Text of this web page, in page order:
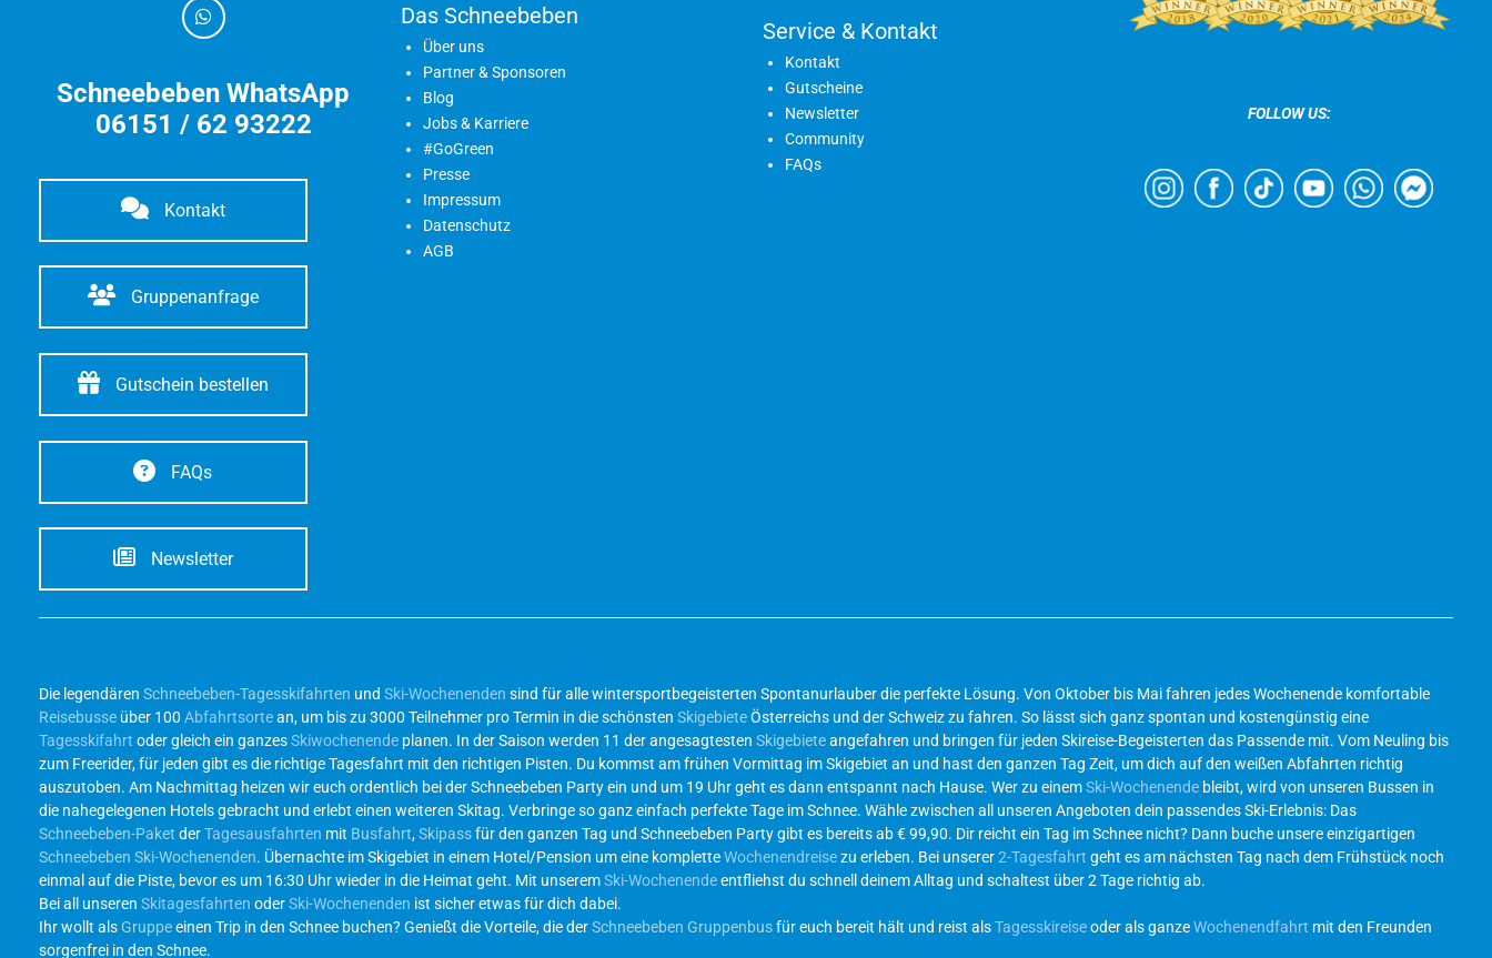
Schneebeben WhatsApp
06151 / 62 93222
Kontakt
Gruppenanfrage
Gutschein bestellen
FAQs
Newsletter
Das Schneebeben
Über uns
Partner & Sponsoren
Blog
Jobs & Karriere
#GoGreen
Presse
Impressum
Datenschutz
AGB
Service & Kontakt
Kontakt
Gutscheine
Newsletter
Community
FAQs
FOLLOW US:
Die legendären Schneebeben-Tagesskifahrten und Ski-Wochenenden sind für alle wintersportbegeisterten Spontanurlauber die perfekte Lösung. Von Oktober bis Mai fahren jedes Wochenende komfortable
Reisebusse über 100 Abfahrtsortean, um bis zu 3000 Teilnehmer pro Termin in die schönsten SkigebieteÖsterreichs und der Schweiz zu fahren. So lässt sich ganz spontan und kostengünstig eine
Tagesskifahrt oder gleich ein ganzesSkiwochenende planen. In der Saison werden 11 der angesagtesten Skigebieteangefahren und bringen für jeden Skireise-Begeisterten das Passende mit. Vom Neuling bis
zum Freerider, für jeden gibt es die richtige Tagesfahrt mit den richtigen Pisten. Du kommst am frühen Vormittag im Skigebiet an und hast den ganzen Tag Zeit, um dich auf den weißen Abfahrten richtig
auszutoben. Am Nachmittag heizen wir euch ordentlich bei der Schneebeben Party ein und um 19 Uhr geht es dann entspannt nach Hause. Wer zu einemSki-Wochenende bleibt, wird von unseren Bussen in
die nahegelegenen Hotels gebracht und erlebt einen weiteren Skitag. Verbringe so ganz einfach perfekte Tage im Schnee. Wähle zwischen all unseren Angeboten dein passendes Ski-Erlebnis: Das
Schneebeben-Paket derTagesausfahrten mit Busfahrt,Skipassfür den ganzen Tag und Schneebeben Party gibt es bereits ab € 99,90. Dir reicht ein Tag im Schnee nicht? Dann buche unsere einzigartigen
Schneebeben Ski-Wochenenden. Übernachte im Skigebiet in einem Hotel/Pension um eine kompletteWochenendreisezu erleben. Bei unserer2-Tagesfahrt geht es am nächsten Tag nach dem Frühstück noch
einmal auf die Piste, bevor es um 16:30 Uhr wieder in die Heimat geht. Mit unseremSki-Wochenendeentfliehst du schnell deinem Alltag und schaltest über 2 Tage richtig ab.
Bei all unseren Skitagesfahrten oderSki-Wochenenden ist sicher etwas für dich dabei.
Ihr wollt alsGruppeeinen Trip in den Schnee buchen? Genießt die Vorteile, die derSchneebeben Gruppenbusfür euch bereit hält und reist alsTagesskireiseoder als ganzeWochenendfahrt mit den Freunden
sorgenfrei in den Schnee.